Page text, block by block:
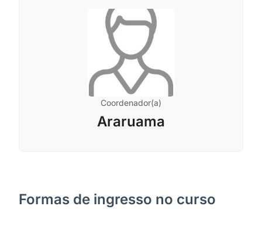
Coordenador(a)
Araruama
Formas de ingresso no curso